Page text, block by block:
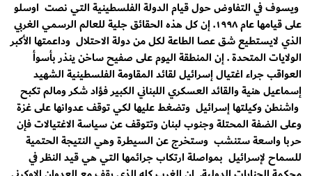
ويسوف في التفاوض حول قيام الدولة الفلسطينية التي نصت اوسلو
على قيامها عام ١٩٩٨. إن كل هذه الحقائق جلية للعالم الرسمي الغربي
الذي لايستطيع شق عصا الطاعة لكل من دولة الاحتلال وداعمتها الأكبر
الولايات المتحدة . إن المنطقة اليوم على صفيح ساخن ينذر بأسوأ
العواقب جراء اغتيال إسرائيل لقائد المقاومة الفلسطينية الشهيد
إسماعيل هنية والقائد العسكري اللبناني الكبير فؤاد شكر ومالم تكبح
واشنطن وكيلتها إسرائيل وتضغط عليها لكي توقف عدوانها على غزة
وعلى الضفة المحتلة وجنوب لبنان وتتوقف عن سياسة الاغتيالات فإن
حربا واسعة ستنشب وستخرج عن السيطرة وهي النتيجة الحتمية
للسماح لإسرائيل بمواصلة ارتكاب جرائمها التي هي قيد النظر في